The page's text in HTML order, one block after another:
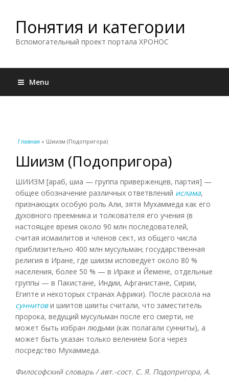
Понятия и категории
Вспомогательный проект портала ХРОНОС
Menu
Вы здесь
Главная » Шиизм (Подопригора)
Шиизм (Подопригора)
ШИИЗМ [араб, шиа — группа приверженцев, партия] —
общее обозначение различных ответвлений ислама,
признающих особую роль Али, зятя Мухаммеда как его
духовного преемника и толкователя его учения (в
настоящее время около 90 млн последователей,
считая исмаилитов и членов сект, из общего числа
приблизительно 400 млн мусульман; государственная
религия в Иране, где шиизм исповедует около 80 %
населения, более 50 % — в Ираке и Йемене, отдельные
группы — в Пакистане, Индии, Афганистане, Сирии,
Египте и некоторых странах Африки). После раскола на
суннитови шиитов шииты считали, что заместитель
пророка, ведущий мусульман после его смерти, не
может быть избран людьми (как полагали сунниты), а
может быть указан только велением Бога через
посредство Мухаммеда.
Философский словарь / авт.-сост. С. Я. Подопригора, А.